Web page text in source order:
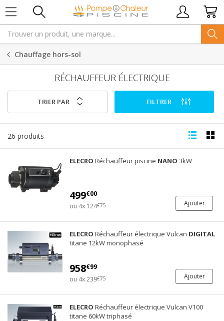
Chauffage hors-sol
RÉCHAUFFEUR ÉLECTRIQUE
TRIER PAR FILTRER
26 produits
ELECRO Réchauffeur piscine NANO 3kW
499€00
ou 4x 124€75 Ajouter
ELECRO Réchauffeur électrique Vulcan DIGITAL
titane 12kW monophasé
958€99
ou 4x 239€75 Ajouter
ELECRO Réchauffeur électrique Vulcan V100
titane 60kW triphasé